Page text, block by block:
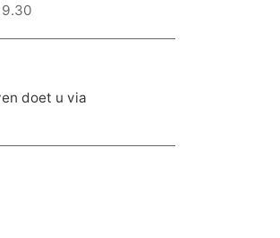
9.30
doet u via